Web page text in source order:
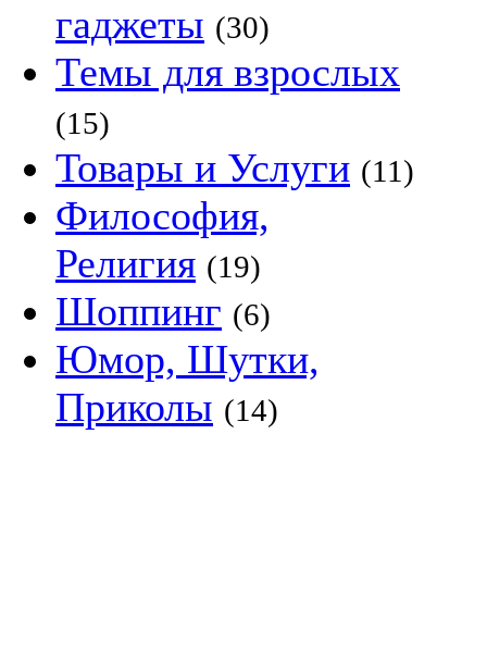
гаджеты (30)
Темы для взрослых
(15)
Товары и Услуги (11)
Философия,
Религия (19)
Шоппинг (6)
Юмор, Шутки,
Приколы (14)